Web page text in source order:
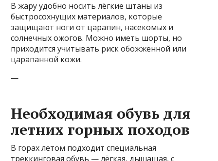
В жару удобно носить лёгкие штаны из
быстросохнущих материалов, которые
защищают ноги от царапин, насекомых и
солнечных ожогов. Можно иметь шорты, но
приходится учитывать риск обожжённой или
царапанной кожи.
—
Необходимая обувь для
летних горных походов
В горах летом подходит специальная
треккинговая обувь — лёгкая, дышащая, с